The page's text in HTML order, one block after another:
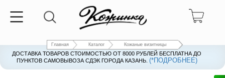
Главная Каталог Кожаные визитницы
ДОСТАВКА ТОВАРОВ СТОИМОСТЬЮ ОТ 8000 РУБЛЕЙ БЕСПЛАТНА ДО
ПУНКТОВ САМОВЫВОЗА СДЭК ГОРОДА КАЗАНЬ. (*ПОДРОБНЕЕ)